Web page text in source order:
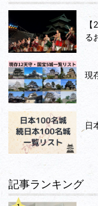
る
現
日
記事ランキング